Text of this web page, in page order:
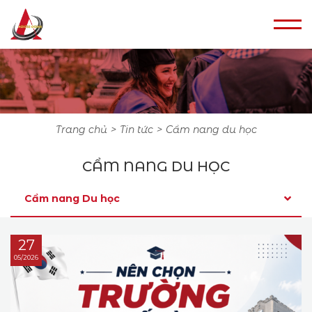
trang chủ tin tức cẩm nang du học
CẨM NANG DU HỌC
Cẩm nang Du học
04
05/2026
27
05/2026
27
05/2026
23
05/2026